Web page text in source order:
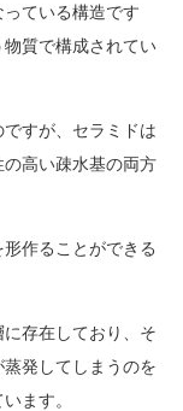
ている構造です
質で構成されてい
すが、セラミドは
高い疎水基の両方
作ることができる
存在しており、そ
発してしまうのを
ます。